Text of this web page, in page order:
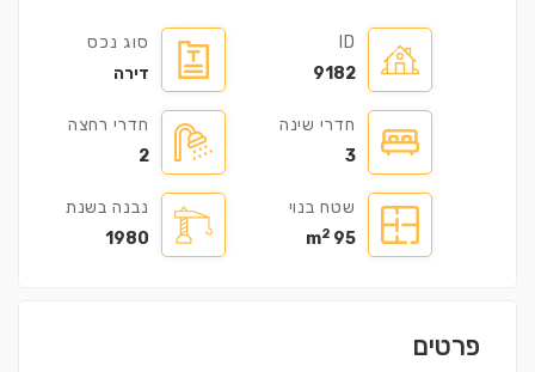
ID
9182
סוג נכס
דירה
חדרי שינה
3
חדרי רחצה
2
שטח בנוי
95 m
2
נבנה בשנת
1980
פרטים